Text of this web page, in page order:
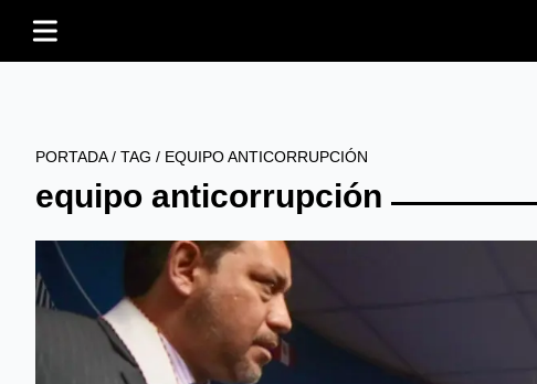
PORTADA/ TAG / EQUIPO ANTICORRUPCIÓN
equipo anticorrupción